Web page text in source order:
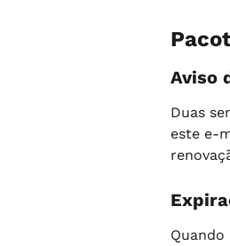
Aviso
Duas
este e-